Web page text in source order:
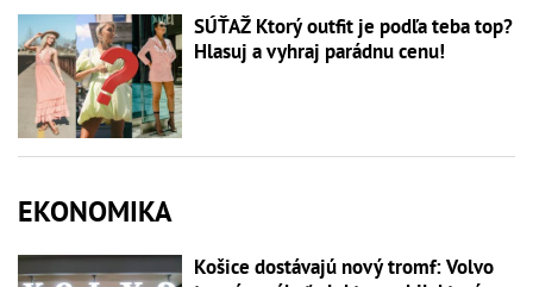
SÚŤAŽ Ktorý outfit je podľa teba top?
Hlasuj a vyhraj parádnu cenu!
EKONOMIKA
Košice dostávajú nový tromf: Volvo